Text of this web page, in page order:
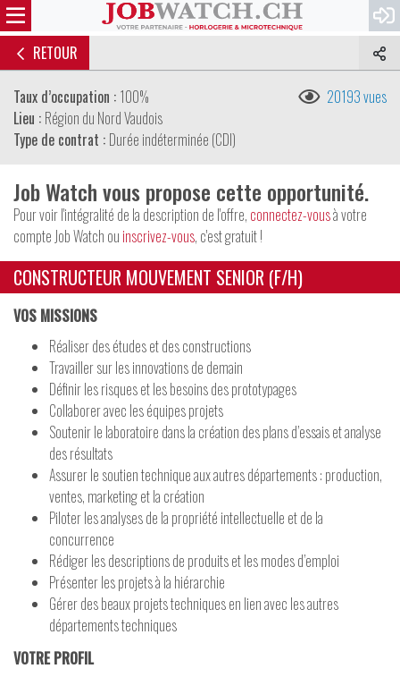
RETOUR
Taux d’occupation : 100%
Lieu : Région du Nord Vaudois
Type de contrat : Durée indéterminée (CDI)
20193 vues
Job Watch vous propose cette opportunité.
Pour voir l'intégralité de la description de l'offre, connectez-vousà votre
compte Job Watch ou inscrivez-vous, c'est gratuit !
CONSTRUCTEUR MOUVEMENT SENIOR (F/H)
VOS MISSIONS
Réaliser des études et des constructions
Travailler sur les innovations de demain
Définir les risques et les besoins des prototypages
Collaborer avec les équipes projets
Soutenir le laboratoire dans la création des plans d’essais et analyse
des résultats
Assurer le soutien technique aux autres départements : production,
ventes, marketing et la création
Piloter les analyses de la propriété intellectuelle et de la
concurrence
Rédiger les descriptions de produits et les modes d’emploi
Présenter les projets à la hiérarchie
Gérer des beaux projets techniques en lien avec les autres
départements techniques
VOTRE PROFIL